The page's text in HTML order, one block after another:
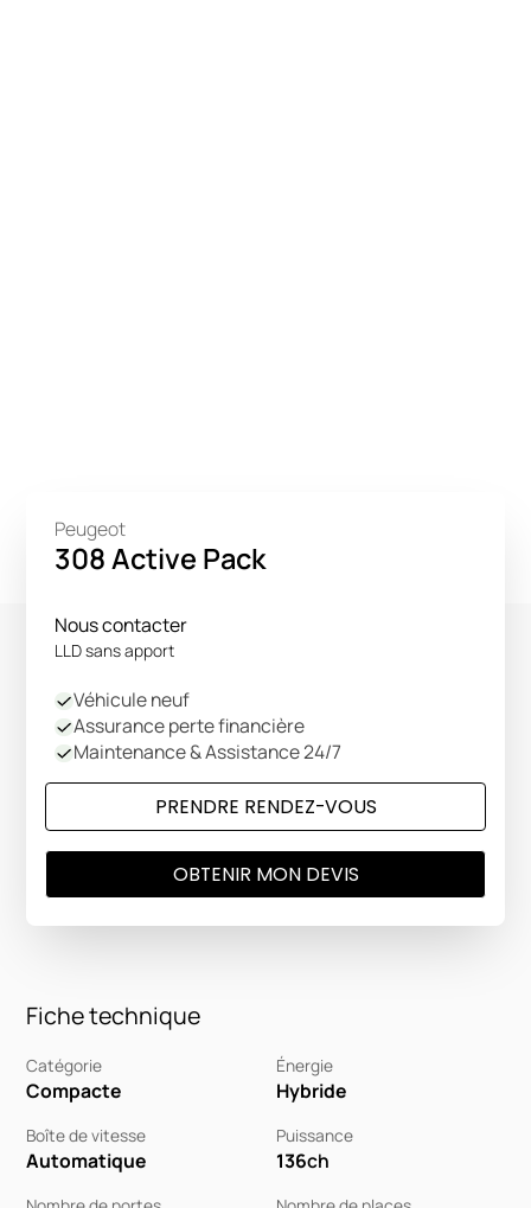
Fiche technique
Catégorie
Compacte
Énergie
Hybride
Boîte de vitesse
Automatique
Puissance
136ch
Peugeot
308 Active Pack
Nous contacter
LLD sans apport
Véhicule neuf
Assurance perte financière
Maintenance & Assistance 24/7
PRENDRE RENDEZ-VOUS
OBTENIR MON DEVIS